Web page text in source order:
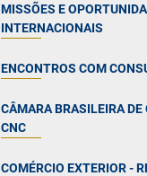
MISSÕES E
INTERNACIONAIS
ENCONTROS COM
CÂMARA BRASILEIRA DE
CNC
COMÉRCIO EXTERIOR -